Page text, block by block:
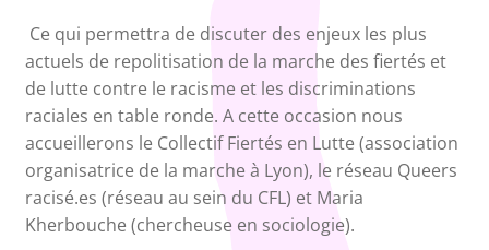
Ce qui permettra de discuter des enjeux les plus
actuels de repolitisation de la marche des fiertés et
de lutte contre le racisme et les discriminations
raciales en table ronde. A cette occasion nous
accueillerons le Collectif Fiertés en Lutte (association
organisatrice de la marche à Lyon), le réseau Queers
racisé.es (réseau au sein du CFL) et Maria
Kherbouche (chercheuse en sociologie).